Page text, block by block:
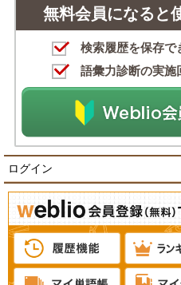
無料会員になると
検索履歴を保存で
語彙力診断の実施
ログイン